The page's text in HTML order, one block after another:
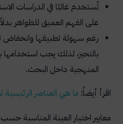
تُستخدم غالبًا في الدراسات
على الفهم العميق للظواهر
رغم سهولة تطبيقها وانخفاض
بالتحيز، لذلك يجب
المنهجية داخل البحث.
اقرأ أيضاً: ما هي العناصر الرئيسية
معايير اختيار العينة المناسبة حسب